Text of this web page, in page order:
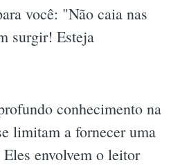
você: "Não caia nas
surgir! Esteja
conhecimento na
limitam a fornecer uma
envolvem o leitor